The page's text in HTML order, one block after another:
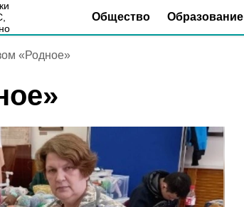
Общество Образование
«Родное»